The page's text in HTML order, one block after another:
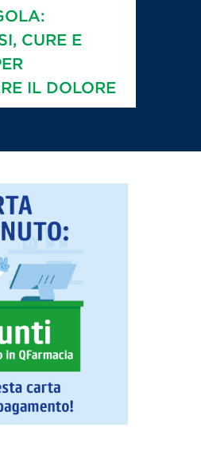
CURE E
IL DOLORE